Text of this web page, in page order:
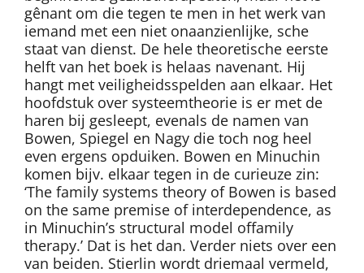
gênant om die tegen te men in het werk van
iemand met een niet onaanzienlijke, sche
staat van dienst. De hele theoretische eerste
helft van het boek is helaas navenant. Hij
hangt met veiligheidsspelden aan elkaar. Het
hoofdstuk over systeemtheorie is er met de
haren bij gesleept, evenals de namen van
Bowen, Spiegel en Nagy die toch nog heel
even ergens opduiken. Bowen en Minuchin
komen bijv. elkaar tegen in de curieuze zin:
‘The family systems theory of Bowen is based
on the same premise of interdependence, as
in Minuchin’s structural model offamily
therapy.’ Dat is het dan. Verder niets over een
van beiden. Stierlin wordt driemaal vermeld,